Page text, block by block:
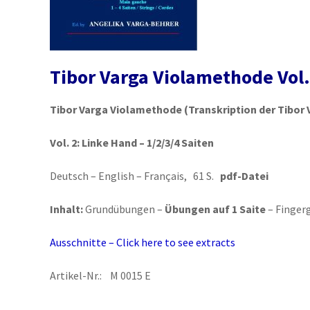
Tibor Varga Violamethode
Tibor Varga Violamethode (Transkription der Tibor
Vol. 2: Linke Hand – 1/2/3/4 Saiten
Deutsch – English – Français, 61 S. pdf-Datei
Inhalt:Grundübungen – Übungen auf 1 Saite–
Ausschnitte – Click here to see extracts
Artikel-Nr.: M 0015 E